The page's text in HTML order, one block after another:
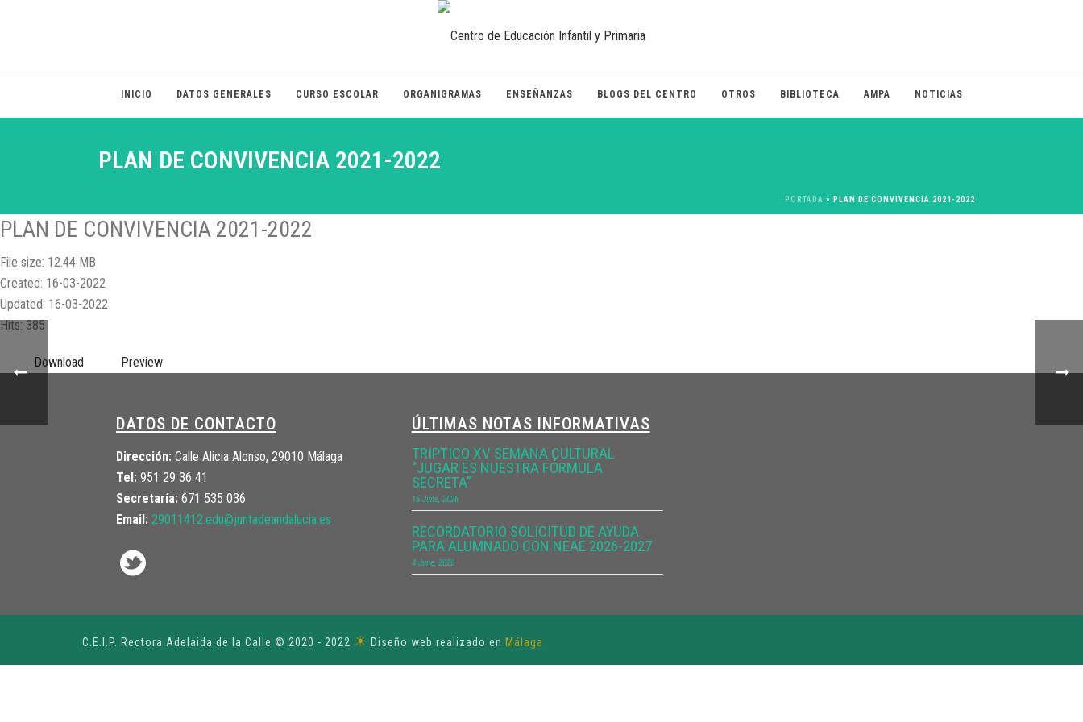
INICIO DATOS GENERALES CURSO ESCOLAR ORGANIGRAMAS ENSEÑANZAS BLOGS DEL CENTRO OTROS BIBLIOTECA AMPA NOTICIAS
PLAN DE CONVIVENCIA 2021-2022
PORTADA » PLAN DE CONVIVENCIA 2021-2022
PLAN DE CONVIVENCIA 2021-2022
File size: 12.44 MB
Created: 16-03-2022
Updated: 16-03-2022
Hits: 385
Download Preview
DATOS DE CONTACTO
Dirección: Calle Alicia Alonso, 29010 Málaga
Tel: 951 29 36 41
Secretaría: 671 535 036
Email: 29011412.edu@juntadeandalucia.es
ÚLTIMAS NOTAS INFORMATIVAS
TRÍPTICO XV SEMANA CULTURAL
“JUGAR ES NUESTRA FÓRMULA
SECRETA”
15 June, 2026
RECORDATORIO SOLICITUD DE AYUDA
PARA ALUMNADO CON NEAE 2026-2027
4 June, 2026
C.E.I.P. Rectora Adelaida de la Calle © 2020 - 2022 ☀ Diseño web realizado en Málaga